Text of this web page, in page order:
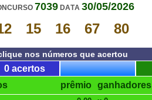
7039 DATA 30/05/2026
15 16 67 80
nos números que acertou
0 acertos
prêmio ganhadores